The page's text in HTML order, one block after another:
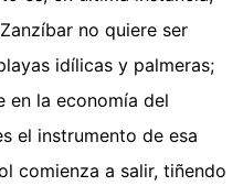
no quiere ser
idílicas y palmeras;
en la economía del
el instrumento de esa
comienza a salir, tiñendo